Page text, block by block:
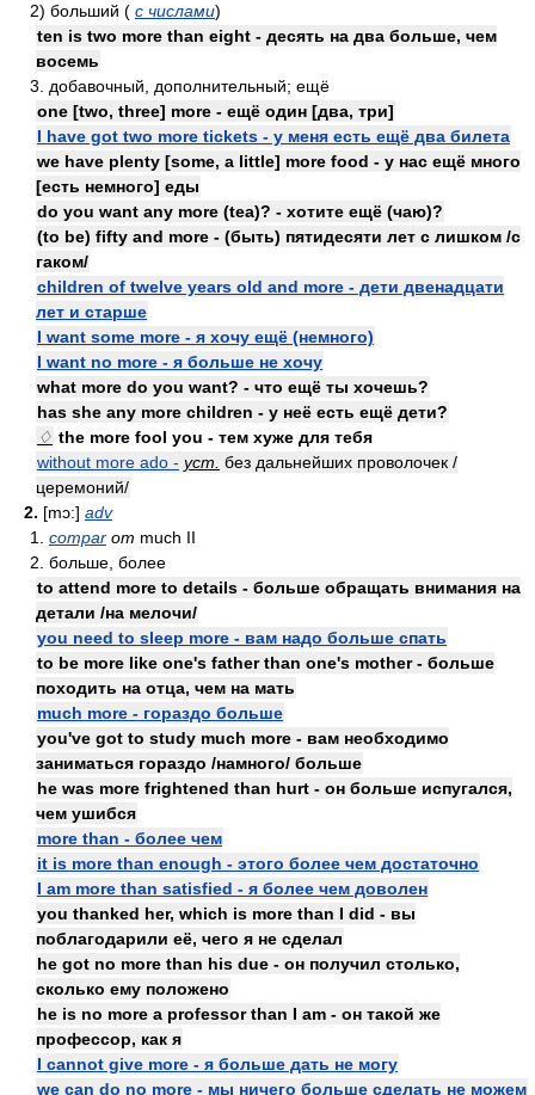
2) больший ( с числами)
ten is two more than eight - десять на два больше, чем
восемь
3. добавочный, дополнительный; ещё
one [two, three] more - ещё один [два, три]
I have got two more tickets - у меня есть ещё два билета
we have plenty [some, a little] more food - у нас ещё много
[есть немного] еды
do you want any more (tea)? - хотите ещё (чаю)?
(to be) fifty and more - (быть) пятидесяти лет с лишком /с
гаком/
children of twelve years old and more - дети двенадцати
лет и старше
I want some more - я хочу ещё (немного)
I want no more - я больше не хочу
what more do you want? - что ещё ты хочешь?
has she any more children - у неё есть ещё дети?
♢ the more fool you - тем хуже для тебя
without more ado - уст. без дальнейших проволочек /
церемоний/
2. [mɔ:] adv
1. compar от much II
2. больше, более
to attend more to details - больше обращать внимания на
детали /на мелочи/
you need to sleep more - вам надо больше спать
to be more like one's father than one's mother - больше
походить на отца, чем на мать
much more - гораздо больше
you've got to study much more - вам необходимо
заниматься гораздо /намного/ больше
he was more frightened than hurt - он больше испугался,
чем ушибся
more than - более чем
it is more than enough - этого более чем достаточно
I am more than satisfied - я более чем доволен
you thanked her, which is more than I did - вы
поблагодарили её, чего я не сделал
he got no more than his due - он получил столько,
сколько ему положено
he is no more a professor than I am - он такой же
профессор, как я
I cannot give more - я больше дать не могу
we can do no more - мы ничего больше сделать не можем